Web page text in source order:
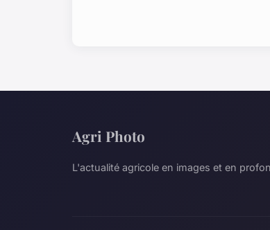
Agri Photo
L'actualité agricole en images et en